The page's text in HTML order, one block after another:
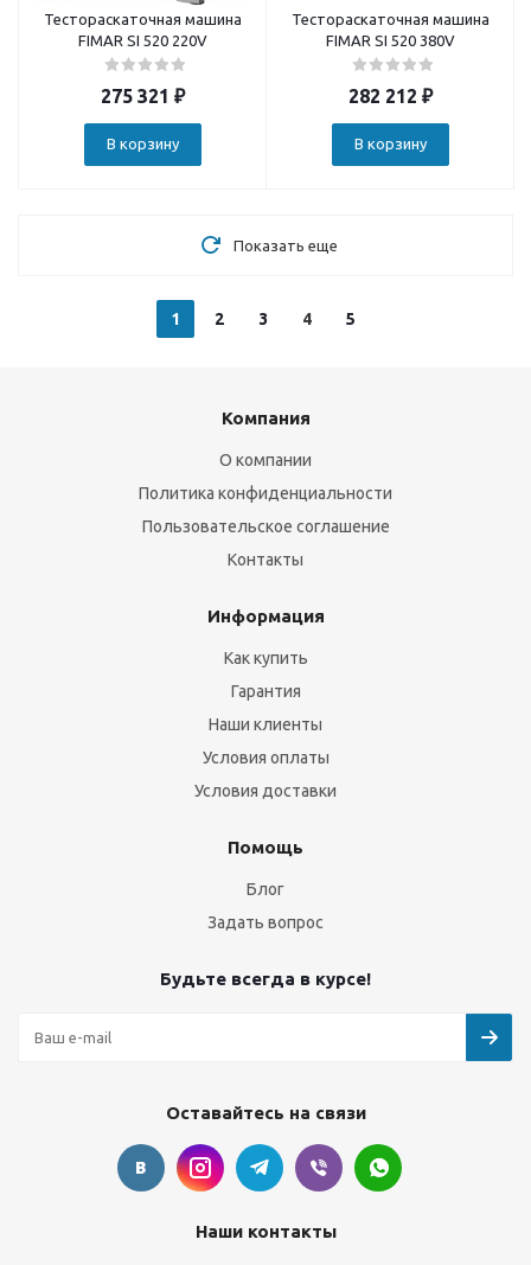
Тестораскаточная машина
FIMAR SI 520 220V
275 321 ₽
В корзину
Тестораскаточная машина
FIMAR SI 520 380V
282 212 ₽
В корзину
Показать еще
1 2 3 4 5
Компания
О компании
Политика конфиденциальности
Пользовательское соглашение
Контакты
Информация
Как купить
Гарантия
Наши клиенты
Условия оплаты
Условия доставки
Помощь
Блог
Задать вопрос
Будьте всегда в курсе!
Оставайтесь на связи
Наши контакты